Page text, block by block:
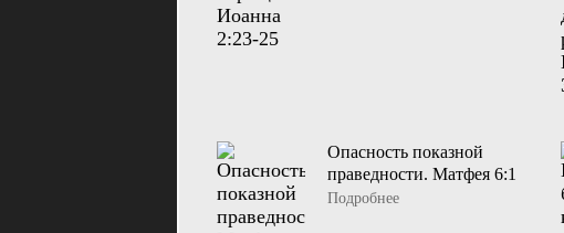
Опасность показной
праведности. Матфея 6:1
Подробнее